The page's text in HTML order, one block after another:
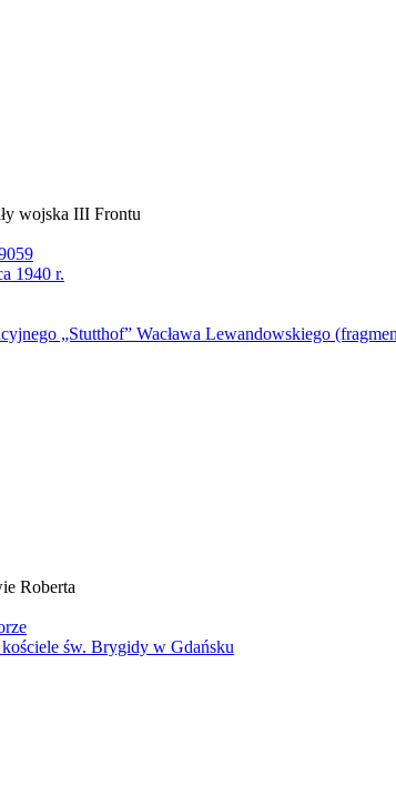
wojska III Frontu
1940 r.
„Stutthof” Wacława Lewandowskiego
Roberta
św. Brygidy w Gdańsku